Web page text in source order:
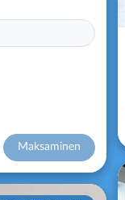
Maksaminen